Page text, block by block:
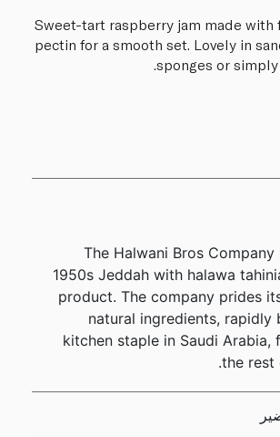
Sweet-tart raspberry jam made with
pectin for a smooth set. Lovely in
sponges or simply
The Halwani Bros Company
1950s Jeddah with halawa
product. The company prides
natural ingredients, rapidly
kitchen staple in Saudi Arabia,
the rest